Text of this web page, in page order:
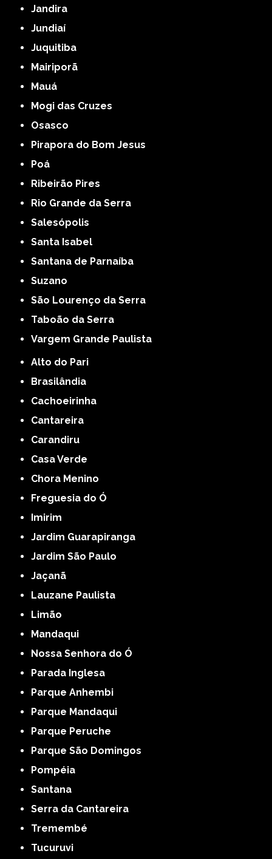
Jandira
Jundiaí
Juquitiba
Mairiporã
Mauá
Mogi das Cruzes
Osasco
Pirapora do Bom Jesus
Poá
Ribeirão Pires
Rio Grande da Serra
Salesópolis
Santa Isabel
Santana de Parnaíba
Suzano
São Lourenço da Serra
Taboão da Serra
Vargem Grande Paulista
Alto do Pari
Brasilândia
Cachoeirinha
Cantareira
Carandiru
Casa Verde
Chora Menino
Freguesia do Ó
Imirim
Jardim Guarapiranga
Jardim São Paulo
Jaçanã
Lauzane Paulista
Limão
Mandaqui
Nossa Senhora do Ó
Parada Inglesa
Parque Anhembi
Parque Mandaqui
Parque Peruche
Parque São Domingos
Pompéia
Santana
Serra da Cantareira
Tremembé
Tucuruvi